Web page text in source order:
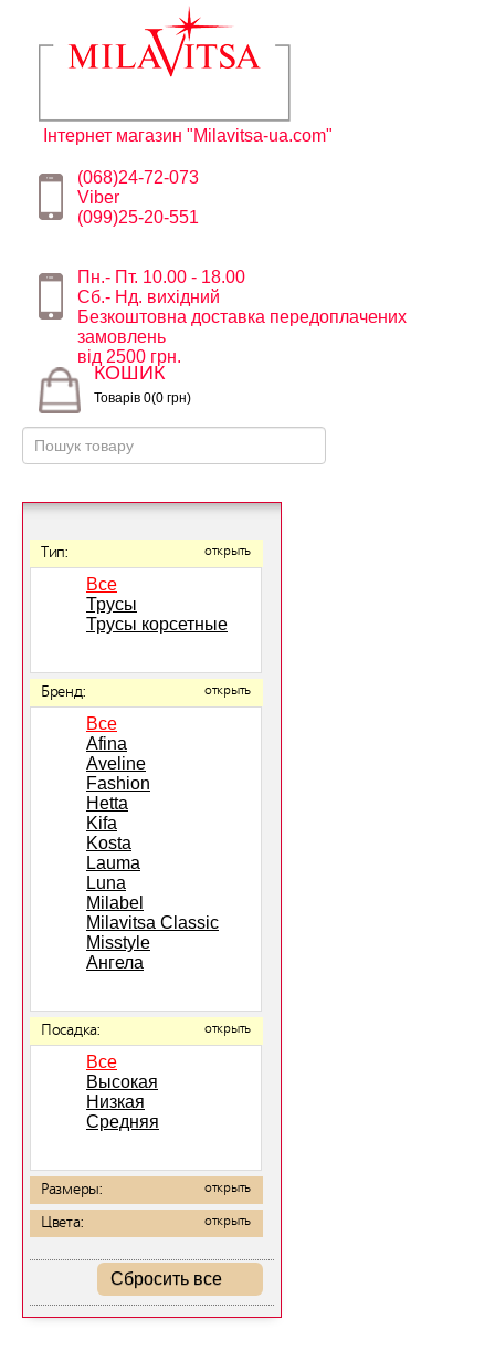
Інтернет магазин "Milavitsa-ua.com"
(068)24-72-073
Viber
(099)25-20-551
Пн.- Пт. 10.00 - 18.00
Сб.- Нд. вихідний
Безкоштовна доставка передоплачених
замовлень
від 2500 грн.
КОШИК
Товарів 0(0 грн)
Тип: открыть
Все
Трусы
Трусы корсетные
Бренд: открыть
Все
Afina
Aveline
Fashion
Hetta
Kifa
Kosta
Lauma
Luna
Milabel
Milavitsa Classic
Misstyle
Ангела
Посадка: открыть
Все
Высокая
Низкая
Средняя
Размеры: открыть
Цвета: открыть
Сбросить все